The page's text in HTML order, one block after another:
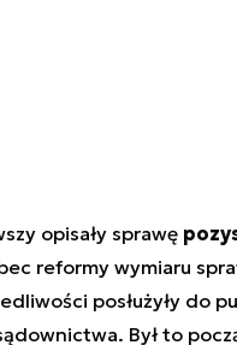
opisały sprawę
reformy wymiaru
posłużyły do
Był to